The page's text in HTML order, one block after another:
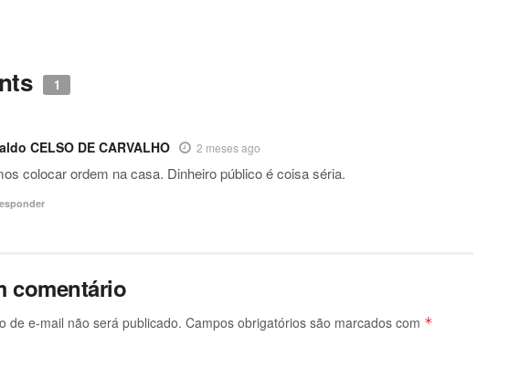
1
CELSO DE CARVALHO 2 meses ago
colocar ordem na casa. Dinheiro público é coisa séria.
comentário
de e-mail não será publicado. Campos obrigatórios são marcados com *